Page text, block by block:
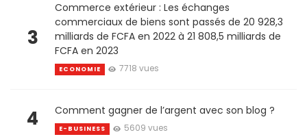
3
Commerce extérieur : Les échanges
commerciaux de biens sont passés de 20 928,3
milliards de FCFA en 2022 à 21 808,5 milliards de
FCFA en 2023
ECONOMIE 7718 vues
4 Comment gagner de l’argent avec son blog ?
E-BUSINESS 5609 vues